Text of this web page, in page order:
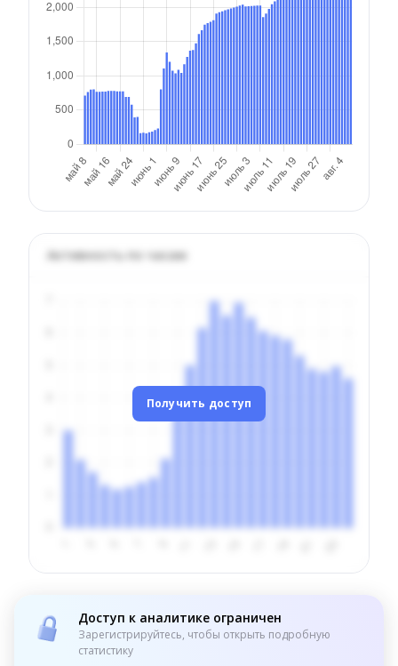
Активность по часам
Получить доступ
Доступ к аналитике ограничен
Зарегистрируйтесь, чтобы открыть подробную
статистику